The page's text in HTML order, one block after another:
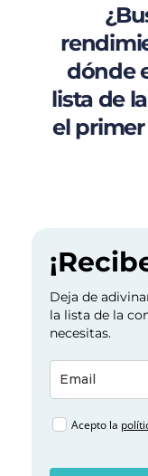
dónde
lista de
el
Deja de
la lista de la
necesitas.
Acepto la